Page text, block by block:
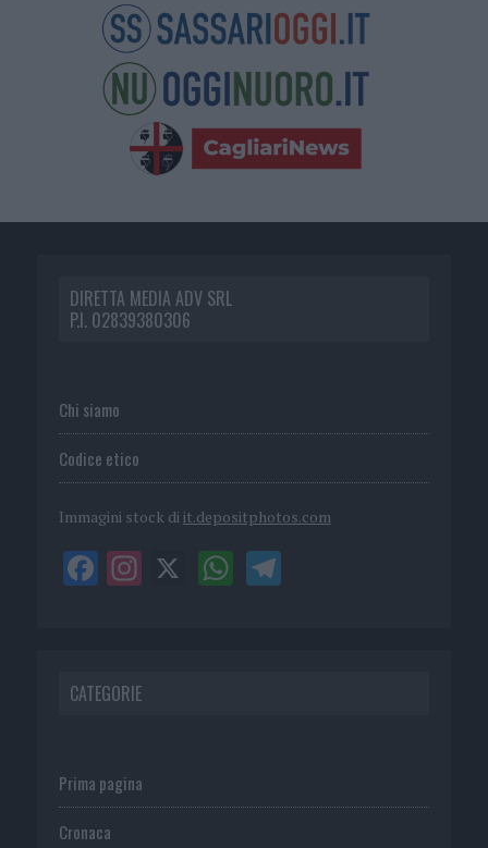
DIRETTA MEDIA ADV SRL
P.I. 02839380306
Chi siamo
Codice etico
Immagini stock di it.depositphotos.com
CATEGORIE
Prima pagina
Cronaca